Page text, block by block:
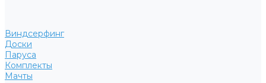
Виндсерфинг
Доски
Паруса
Комплекты
Мачты